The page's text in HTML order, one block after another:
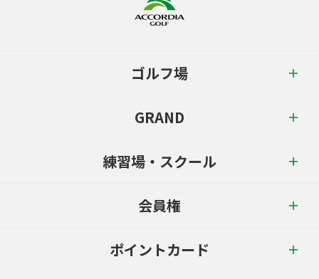
ゴルフ場
GRAND
練習場・スクール
会員権
ポイントカード